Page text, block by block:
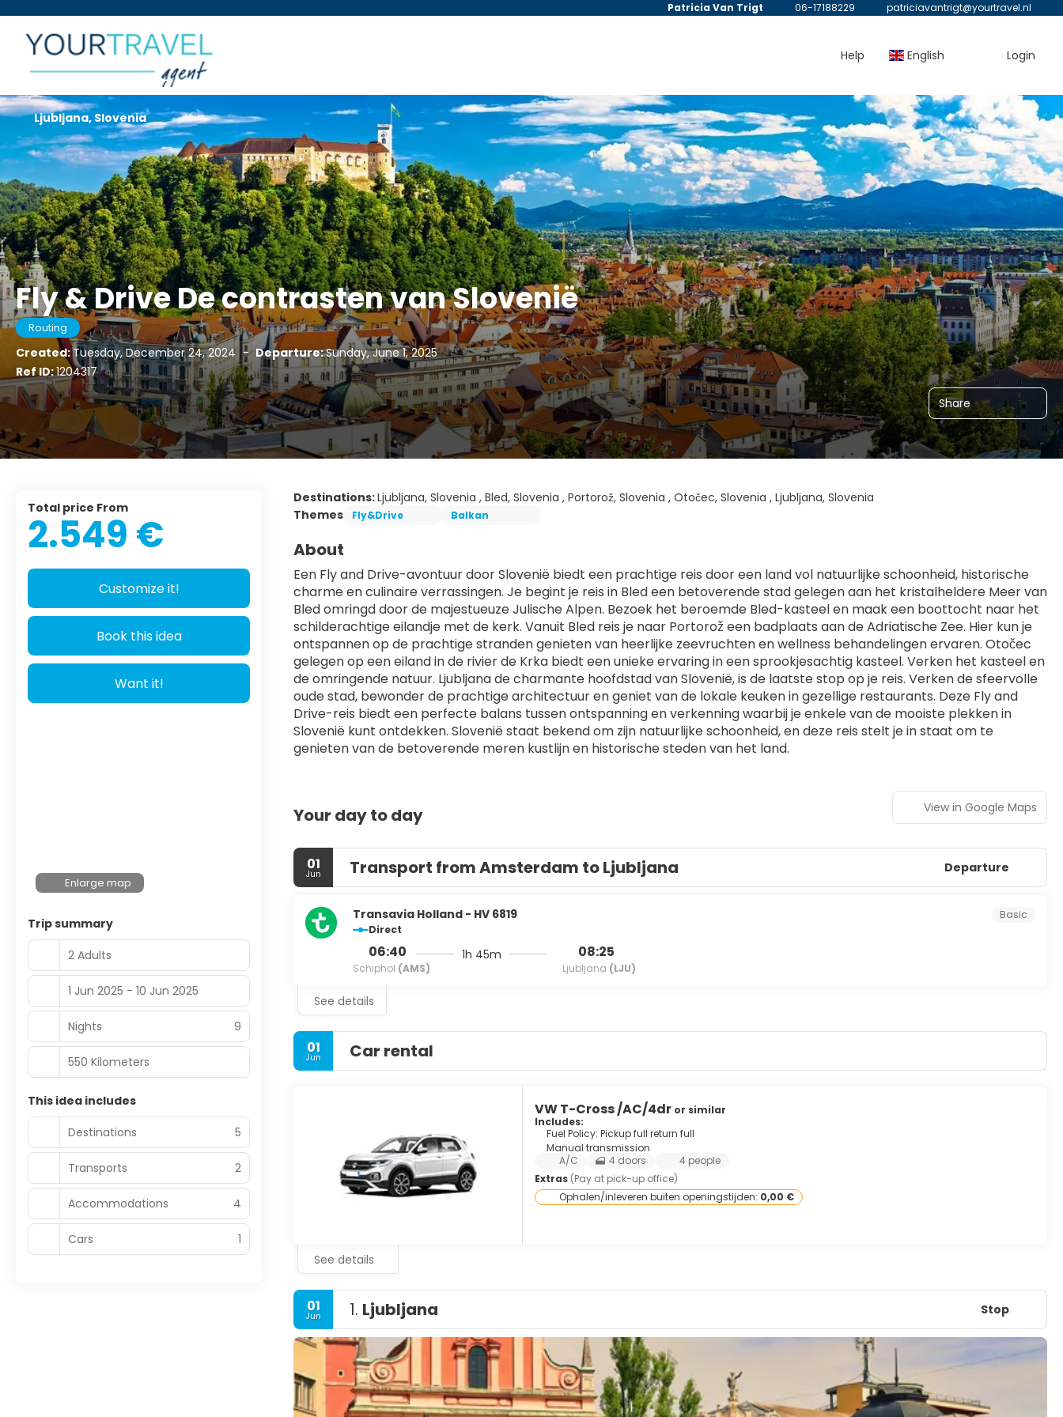
Patricia Van Trigt 06-17188229 patriciavantrigt@yourtravel.nl
Help English Login
Fly & Drive De contrasten van Slovenië
Routing
Created:Tuesday, December 24, 2024 - Departure:Sunday, June 1, 2025
Ref ID:1204317
Share
Ljubljana, Slovenia
Destinations:Ljubljana, Slovenia , Bled, Slovenia , Portorož, Slovenia , Otočec, Slovenia , Ljubljana, Slovenia
Themes
Fly&Drive Balkan
About
Een Fly and Drive-avontuur door Slovenië biedt een prachtige reis door een land vol natuurlijke schoonheid, historische
charme en culinaire verrassingen. Je begint je reis in Bled een betoverende stad gelegen aan het kristalheldere Meer van
Bled omringd door de majestueuze Julische Alpen. Bezoek het beroemde Bled-kasteel en maak een boottocht naar het
schilderachtige eilandje met de kerk. Vanuit Bled reis je naar Portorož een badplaats aan de Adriatische Zee. Hier kun je
ontspannen op de prachtige stranden genieten van heerlijke zeevruchten en wellness behandelingen ervaren. Otočec
gelegen op een eiland in de rivier de Krka biedt een unieke ervaring in een sprookjesachtig kasteel. Verken het kasteel en
de omringende natuur. Ljubljana de charmante hoofdstad van Slovenië, is de laatste stop op je reis. Verken de sfeervolle
oude stad, bewonder de prachtige architectuur en geniet van de lokale keuken in gezellige restaurants. Deze Fly and
Drive-reis biedt een perfecte balans tussen ontspanning en verkenning waarbij je enkele van de mooiste plekken in
Slovenië kunt ontdekken. Slovenië staat bekend om zijn natuurlijke schoonheid, en deze reis stelt je in staat om te
genieten van de betoverende meren kustlijn en historische steden van het land.
Your day to day View in Google Maps
01
Jun Transport from Amsterdam to Ljubljana Departure
Transavia Holland - HV 6819
Direct
06:40
Schiphol (AMS)
1h 45m 08:25
Ljubljana (LJU)
Basic
See details
01
Jun Car rental
VW T-Cross /AC/4dr or similar
Includes:
Fuel Policy: Pickup full return full
Manual transmission
A/C
4 doors
4 people
Extras (Pay at pick-up office)
Ophalen/inleveren buiten openingstijden: 0,00 €
See details
01
Jun 1. Ljubljana Stop
Total price From
2.549 €
Customize it!
Book this idea
Want it!
Enlarge map
Trip summary
2 Adults
1 Jun 2025 - 10 Jun 2025
Nights 9
550 Kilometers
This idea includes
Destinations
5
Transports 2
Accommodations 4
Cars 1